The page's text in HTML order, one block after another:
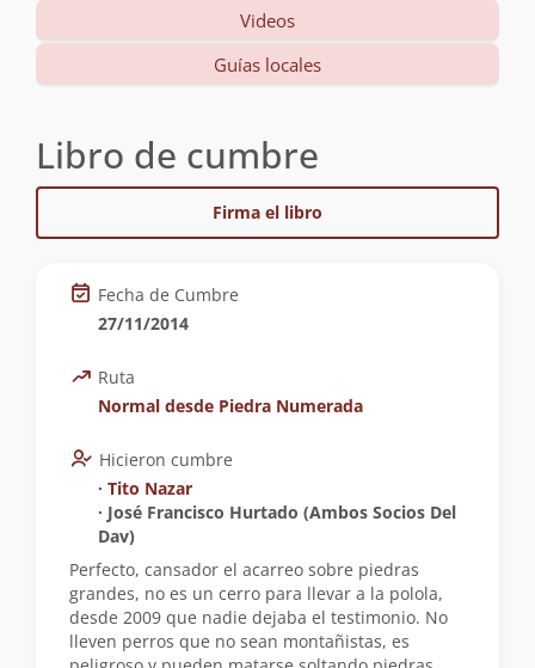
Videos
Guías locales
Libro de cumbre
Firma el libro
Fecha de Cumbre
27/11/2014
Ruta
Normal desde Piedra Numerada
Hicieron cumbre
∙ Tito Nazar
∙ José Francisco Hurtado (Ambos Socios Del
Dav)
Perfecto, cansador el acarreo sobre piedras
grandes, no es un cerro para llevar a la polola,
desde 2009 que nadie dejaba el testimonio. No
lleven perros que no sean montañistas, es